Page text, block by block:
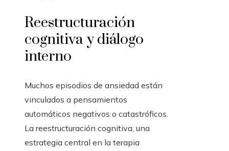
Reestructuración
cognitiva y diálogo
interno
Muchos episodios de ansiedad están
vinculados a pensamientos
automáticos negativos o catastróficos.
La reestructuración cognitiva, una
estrategia central en la terapia